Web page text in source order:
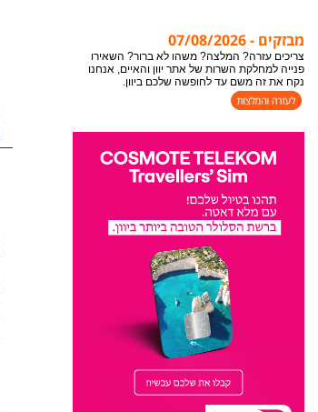
מבזקים - 07/08/2026
צריכים עזרה? המלצה? משהו לא ברור? השאירו
נקח את זה משם עד לחופשה שלכם ביוון.
אתר יוון והאיים מתעדכן במידע חדש כל הזמן, לקבלת
המידע העדכני ביותר לעמוד בו אתם נמצאים או
צופים, מומלץ לבצע ריפרש לעמוד "רענון".